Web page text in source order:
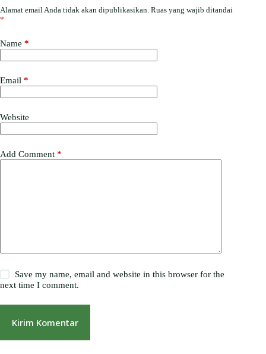
Alamat email Anda tidak akan dipublikasikan. Ruas yang wajib ditandai
*
Name *
Email *
Website
Add Comment *
Save my name, email and website in this browser for the
next time I comment.
Kirim Komentar